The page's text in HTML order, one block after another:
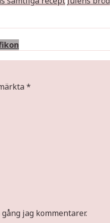
*
jag kommentarer.